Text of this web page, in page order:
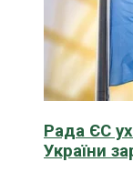
Рада ЄС
України